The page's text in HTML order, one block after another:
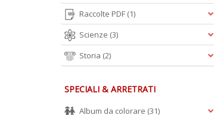
I Capolavori Italiani Di 50
Raccolte PDF (1)
Scienze (3)
Storia (2)
SPECIALI & ARRETRATI
Album da colorare (31)